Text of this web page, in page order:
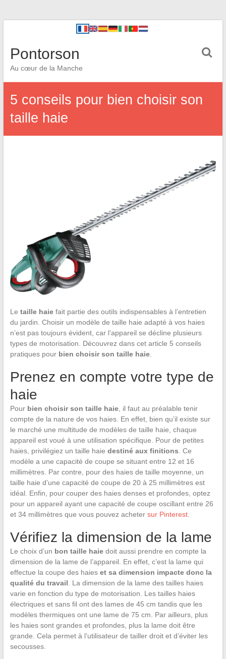
Pontorson
Au cœur de la Manche
5 conseils pour bien choisir son
taille haie
Le taille haiefait partie des outils indispensables à l’entretien
du jardin. Choisir un modèle de taille haie adapté à vos haies
n’est pas toujours évident, car l’appareil se décline plusieurs
types de motorisation. Découvrez dans cet article 5 conseils
pratiques pour bien choisir son taille haie.
Prenez en compte votre type de
haie
Pour bien choisir son taille haie, il faut au préalable tenir
compte de la nature de vos haies. En effet, bien qu’il existe sur
le marché une multitude de modèles de taille haie, chaque
appareil est voué à une utilisation spécifique. Pour de petites
haies, privilégiez un taille haie destiné aux finitions. Ce
modèle a une capacité de coupe se situant entre 12 et 16
millimètres. Par contre, pour des haies de taille moyenne, un
taille haie d’une capacité de coupe de 20 à 25 millimètres est
idéal. Enfin, pour couper des haies denses et profondes, optez
pour un appareil ayant une capacité de coupe oscillant entre 26
et 34 millimètres que vous pouvez acheter sur Pinterest.
Vérifiez la dimension de la lame
Le choix d’un bon taille haiedoit aussi prendre en compte la
dimension de la lame de l’appareil. En effet, c’est la lame qui
effectue la coupe des haies et sa dimension impacte donc la
qualité du travail. La dimension de la lame des tailles haies
varie en fonction du type de motorisation. Les tailles haies
électriques et sans fil ont des lames de 45 cm tandis que les
modèles thermiques ont une lame de 75 cm. Par ailleurs, plus
les haies sont grandes et profondes, plus la lame doit être
grande. Cela permet à l’utilisateur de tailler droit et d’éviter les
secousses.